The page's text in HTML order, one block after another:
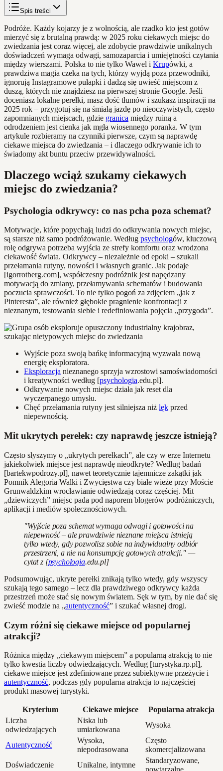
Spis treści
Podróże. Każdy kojarzy je z wolnością, ale rzadko kto jest gotów
mierzyć się z brutalną prawdą: w 2025 roku ciekawych miejsc do
zwiedzania jest coraz więcej, ale zdobycie prawdziwie unikalnych
doświadczeń wymaga odwagi, samozaparcia i umiejętności czytania
między wierszami. Polska to nie tylko Wawel i Krupówki, a
prawdziwa magia czeka na tych, którzy wyjdą poza przewodniki,
ignorują Instagramowe pułapki i dadzą się uwieść miejscom z
duszą, których nie znajdziesz na pierwszej stronie Google. Jeśli
doceniasz lokalne perełki, masz dość tłumów i szukasz inspiracji na
2025 rok – przygotuj się na śmiałą jazdę po nieoczywistych, często
zapomnianych miejscach, gdzie granica między ruiną a
odrodzeniem jest cienka jak mgła wiosennego poranka. W tym
artykule rozbieramy na czynniki pierwsze, czym są naprawdę
ciekawe miejsca do zwiedzania – i dlaczego odkrywanie ich to
świadomy akt buntu przeciw przewidywalności.
Dlaczego wciąż szukamy ciekawych
miejsc do zwiedzania?
Psychologia odkrywcy: co nas pcha poza schemat?
Motywacje, które popychają ludzi do odkrywania nowych miejsc,
są starsze niż samo podróżowanie. Według psychologów, kluczową
rolę odgrywa potrzeba wyjścia ze strefy komfortu oraz wrodzona
ciekawość świata. Odkrywcy – niezależnie od epoki – szukali
przełamania rutyny, nowości i własnych granic. Jak podaje
[igorrotberg.com], współczesny podróżnik jest napędzany
motywacją do zmiany, przełamywania schematów i budowania
poczucia sprawczości. To nie tylko pogoń za zdjęciem „jak z
Pinteresta”, ale również głębokie pragnienie konfrontacji z
nieznanym, testowania siebie i redefiniowania pojęcia „przygoda”.
Wyjście poza swoją bańkę informacyjną wyzwala nową
energię eksploratora.
Eksploracja nieznanego sprzyja wzrostowi samoświadomości
i kreatywności według [psychologia.edu.pl].
Odkrywanie nowych miejsc działa jak reset dla
wyczerpanego umysłu.
Chęć przełamania rutyny jest silniejsza niż lęk przed
niepewnością.
Mit ukrytych perełek: czy naprawdę jeszcze istnieją?
Często słyszymy o „ukrytych perełkach”, ale czy w erze Internetu
jakiekolwiek miejsce jest naprawdę nieodkryte? Według badań
[bartekwpodrozy.pl], nawet teoretycznie tajemnicze zakątki jak
Pomnik Alegoria Walki i Zwycięstwa czy białe wieże przy Moście
Grunwaldzkim wrocławianie odwiedzają coraz częściej. Mit
„dziewiczych” miejsc pada pod naporem blogerów podróżniczych,
aplikacji i mediów społecznościowych.
"Wyjście poza schemat wymaga odwagi i gotowości na
niepewność – ale prawdziwie nieznane miejsca istnieją
tylko wtedy, gdy pozwolisz sobie na indywidualny odbiór
przestrzeni, a nie na konsumpcję gotowych atrakcji." —
cytat z [psychologia.edu.pl]
Podsumowując, ukryte perełki znikają tylko wtedy, gdy wszyscy
szukają tego samego – lecz dla prawdziwego odkrywcy każda
przestrzeń może stać się nowym światem. Sęk w tym, by nie dać się
zwieść modzie na „autentyczność” i szukać własnej drogi.
Czym różni się ciekawe miejsce od popularnej
atrakcji?
Różnica między „ciekawym miejscem” a popularną atrakcją to nie
tylko kwestia liczby odwiedzających. Według [turystyka.rp.pl],
ciekawe miejsce jest zdefiniowane przez subiektywne przeżycie i
autentyczność, podczas gdy popularna atrakcja to najczęściej
produkt masowej turystyki.
Kryterium Ciekawe miejsce
Popularna atrakcja
Liczba
odwiedzających
Niska lub
umiarkowana
Wysoka
Autentyczność
Wysoka,
niepodrasowana
Często
skomercjalizowana
Doświadczenie
Unikalne, intymne
Standaryzowane,